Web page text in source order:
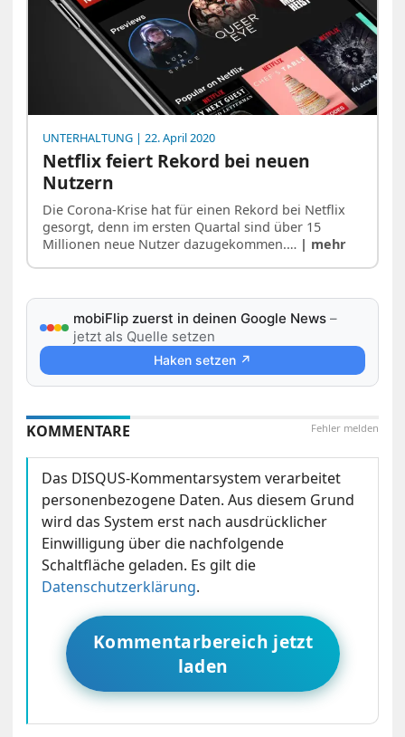
UNTERHALTUNG | 22. April 2020
Netflix feiert Rekord bei neuen
Nutzern
Die Corona-Krise hat für einen Rekord bei Netflix
gesorgt, denn im ersten Quartal sind über 15
Millionen neue Nutzer dazugekommen.… | mehr
mobiFlip zuerst in deinen Google News –
jetzt als Quelle setzen
Haken setzen ↗
Fehler melden
KOMMENTARE
Das DISQUS-Kommentarsystem verarbeitet
personenbezogene Daten. Aus diesem Grund
wird das System erst nach ausdrücklicher
Einwilligung über die nachfolgende
Schaltfläche geladen. Es gilt die
Datenschutzerklärung.
Kommentarbereich jetzt
laden